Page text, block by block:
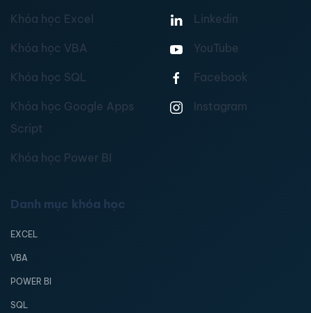
Khóa học Excel
Khóa học VBA
Khóa học SQL
Khóa học Google Apps
Script
Khóa học Power BI
Linkedin
YouTube
Facebook
Instagram
Danh mục khóa học
EXCEL
VBA
POWER BI
SQL